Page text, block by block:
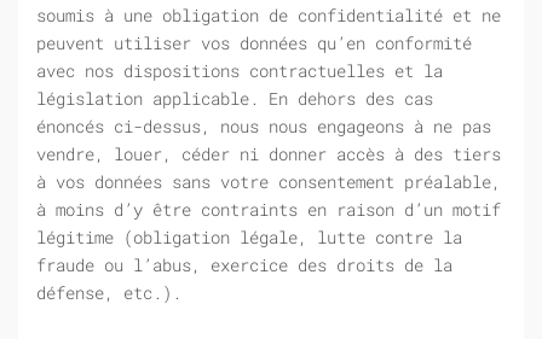
soumis à une obligation de confidentialité et ne
peuvent utiliser vos données qu’en conformité
avec nos dispositions contractuelles et la
législation applicable. En dehors des cas
énoncés ci-dessus, nous nous engageons à ne pas
vendre, louer, céder ni donner accès à des tiers
à vos données sans votre consentement préalable,
à moins d’y être contraints en raison d’un motif
légitime (obligation légale, lutte contre la
fraude ou l’abus, exercice des droits de la
défense, etc.).